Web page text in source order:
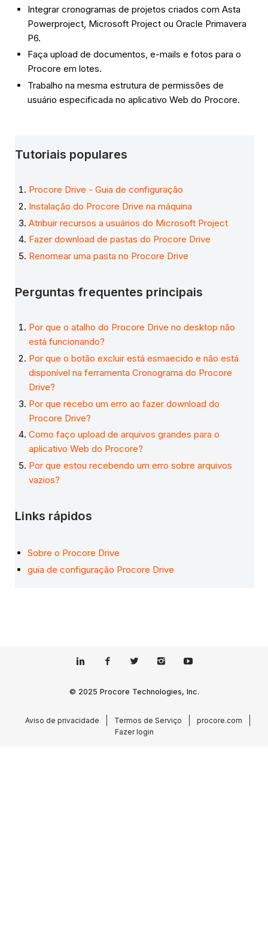
Integrar cronogramas de projetos criados com Asta
Powerproject, Microsoft Project ou Oracle Primavera
P6.
Faça upload de documentos, e-mails e fotos para o
Procore em lotes.
Trabalho na mesma estrutura de permissões de
usuário especificada no aplicativo Web do Procore.
Tutoriais populares
Procore Drive - Guia de configuração
Instalação do Procore Drive na máquina
Atribuir recursos a usuários do Microsoft Project
Fazer download de pastas do Procore Drive
Renomear uma pasta no Procore Drive
Perguntas frequentes principais
Por que o atalho do Procore Drive no desktop não
está funcionando?
Por que o botão excluir está esmaecido e não está
disponível na ferramenta Cronograma do Procore
Drive?
Por que recebo um erro ao fazer download do
Procore Drive?
Como faço upload de arquivos grandes para o
aplicativo Web do Procore?
Por que estou recebendo um erro sobre arquivos
vazios?
Links rápidos
Sobre o Procore Drive
guia de configuração Procore Drive
© 2025 Procore Technologies, Inc.
Aviso de privacidade Termos de Serviço
procore.com
Fazer login